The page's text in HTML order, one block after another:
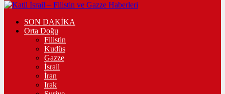
SON DAKİKA
Orta Doğu
Filistin
Kudüs
Gazze
İsrail
İran
Irak